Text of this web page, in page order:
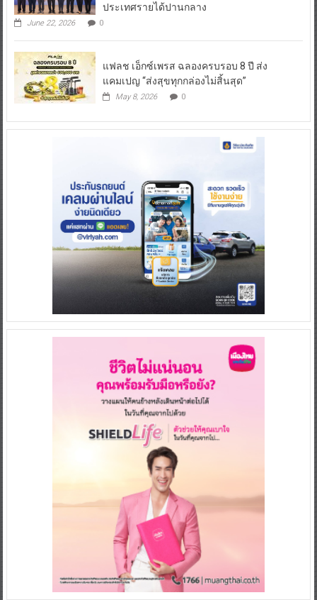
ประเทศรายได้ปานกลาง
June 22, 2026 0
แฟลช เอ็กซ์เพรส ฉลองครบรอบ 8 ปี ส่ง
แคมเปญ “ส่งสุขทุกกล่องไม่สิ้นสุด”
May 8, 2026 0